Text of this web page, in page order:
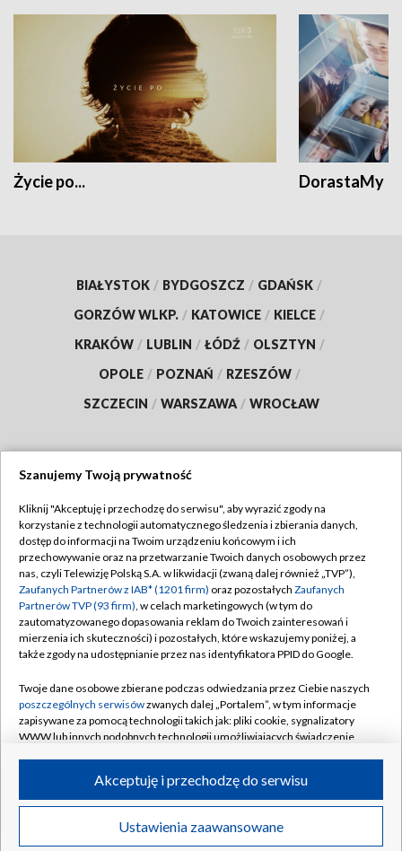
Życie po... DorastaMy
BIAŁYSTOK / BYDGOSZCZ / GDAŃSK /
GORZÓW WLKP. / KATOWICE / KIELCE /
KRAKÓW / LUBLIN / ŁÓDŹ / OLSZTYN /
OPOLE / POZNAŃ / RZESZÓW /
SZCZECIN / WARSZAWA / WROCŁAW
TVP
Abonament TVP
Emisja w TVP
Centrum informacji TVP
Naziemna Telewizja Cyfrowa
Rada Programowa
System NOS
Informacje o nadawcy
Program dla prasy
Ogłoszenie przetargowe
Regulamin TVP
Polityka prywatności
Moje zgody
Pomoc
Kontakt
Kanały
©2026 Telewizja Polska S.A. w likwidacji
Szanujemy Twoją prywatność
Kliknij "Akceptuję i przechodzę do serwisu", aby wyrazić zgody na
korzystanie z technologii automatycznego śledzenia i zbierania danych,
dostęp do informacji na Twoim urządzeniu końcowym i ich
przechowywanie oraz na przetwarzanie Twoich danych osobowych przez
nas, czyli Telewizję Polską S.A. w likwidacji (zwaną dalej również „TVP”),
Zaufanych Partnerów z IAB* (1201 firm) oraz pozostałych Zaufanych
Partnerów TVP (93 firm), w celach marketingowych (w tym do
zautomatyzowanego dopasowania reklam do Twoich zainteresowań i
mierzenia ich skuteczności) i pozostałych, które wskazujemy poniżej, a
także zgody na udostępnianie przez nas identyfikatora PPID do Google.
Twoje dane osobowe zbierane podczas odwiedzania przez Ciebie naszych
poszczególnych serwisówzwanych dalej „Portalem”, w tym informacje
zapisywane za pomocą technologii takich jak: pliki cookie, sygnalizatory
WWW lub innych podobnych technologii umożliwiających świadczenie
ruchu w Internecie.
Twoje dane osobowe zbierane podczas odwiedzania przez Ciebie
poszczególnych serwisówna Portalu, takie jak adresy IP, identyfikatory
Ustawienia zaawansowane
Akceptuję i przechodzę do serwisu